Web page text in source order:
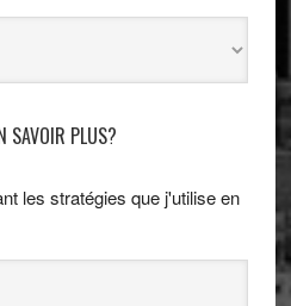
SAVOIR PLUS?
les stratégies que j'utilise en